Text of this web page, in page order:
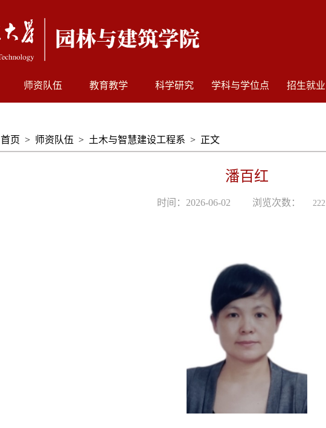
师资队伍 教育教学 科学研究 学科与学位点 招生就业
首页 > 师资队伍 > 土木与智慧建设工程系 > 正文
潘百红
时间：2026-06-02 浏览次数： 222